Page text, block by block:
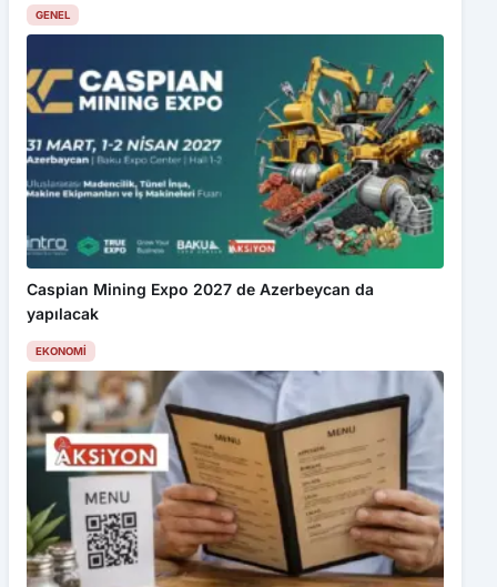
GENEL
Caspian Mining Expo 2027 de Azerbeycan da
yapılacak
EKONOMI